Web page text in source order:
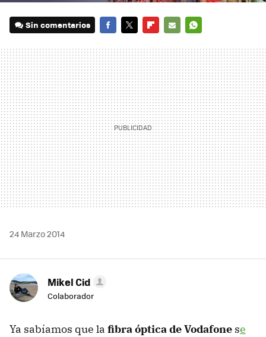
Sin comentarios
MAIL
24 Marzo 2014
Mikel Cid
Colaborador
Ya sabíamos que la fibra óptica de Vodafone se